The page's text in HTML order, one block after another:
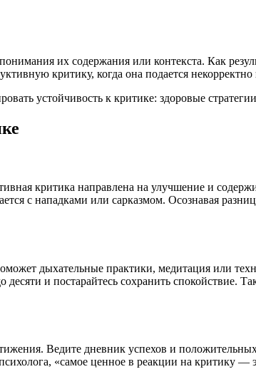
их содержания или контекста. Как
критику, когда она подается
критика направлена на улучшение и
с нападками или сарказмом. Осознавая
дыхательные практики, медитация или
десяти и постарайтесь сохранить спокойствие.
Ведите дневник успехов и
«самое ценное в реакции на критику